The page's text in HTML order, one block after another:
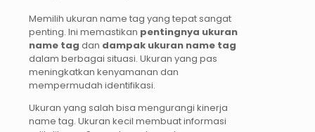
Memilih ukuran name tag yang tepat sangat
penting. Ini memastikan pentingnya ukuran
name tag dan dampak ukuran name tag
dalam berbagai situasi. Ukuran yang pas
meningkatkan kenyamanan dan
mempermudah identifikasi.
Ukuran yang salah bisa mengurangi kinerja
name tag. Ukuran kecil membuat informasi